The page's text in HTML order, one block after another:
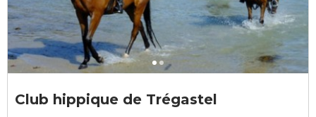
Club hippique de Trégastel